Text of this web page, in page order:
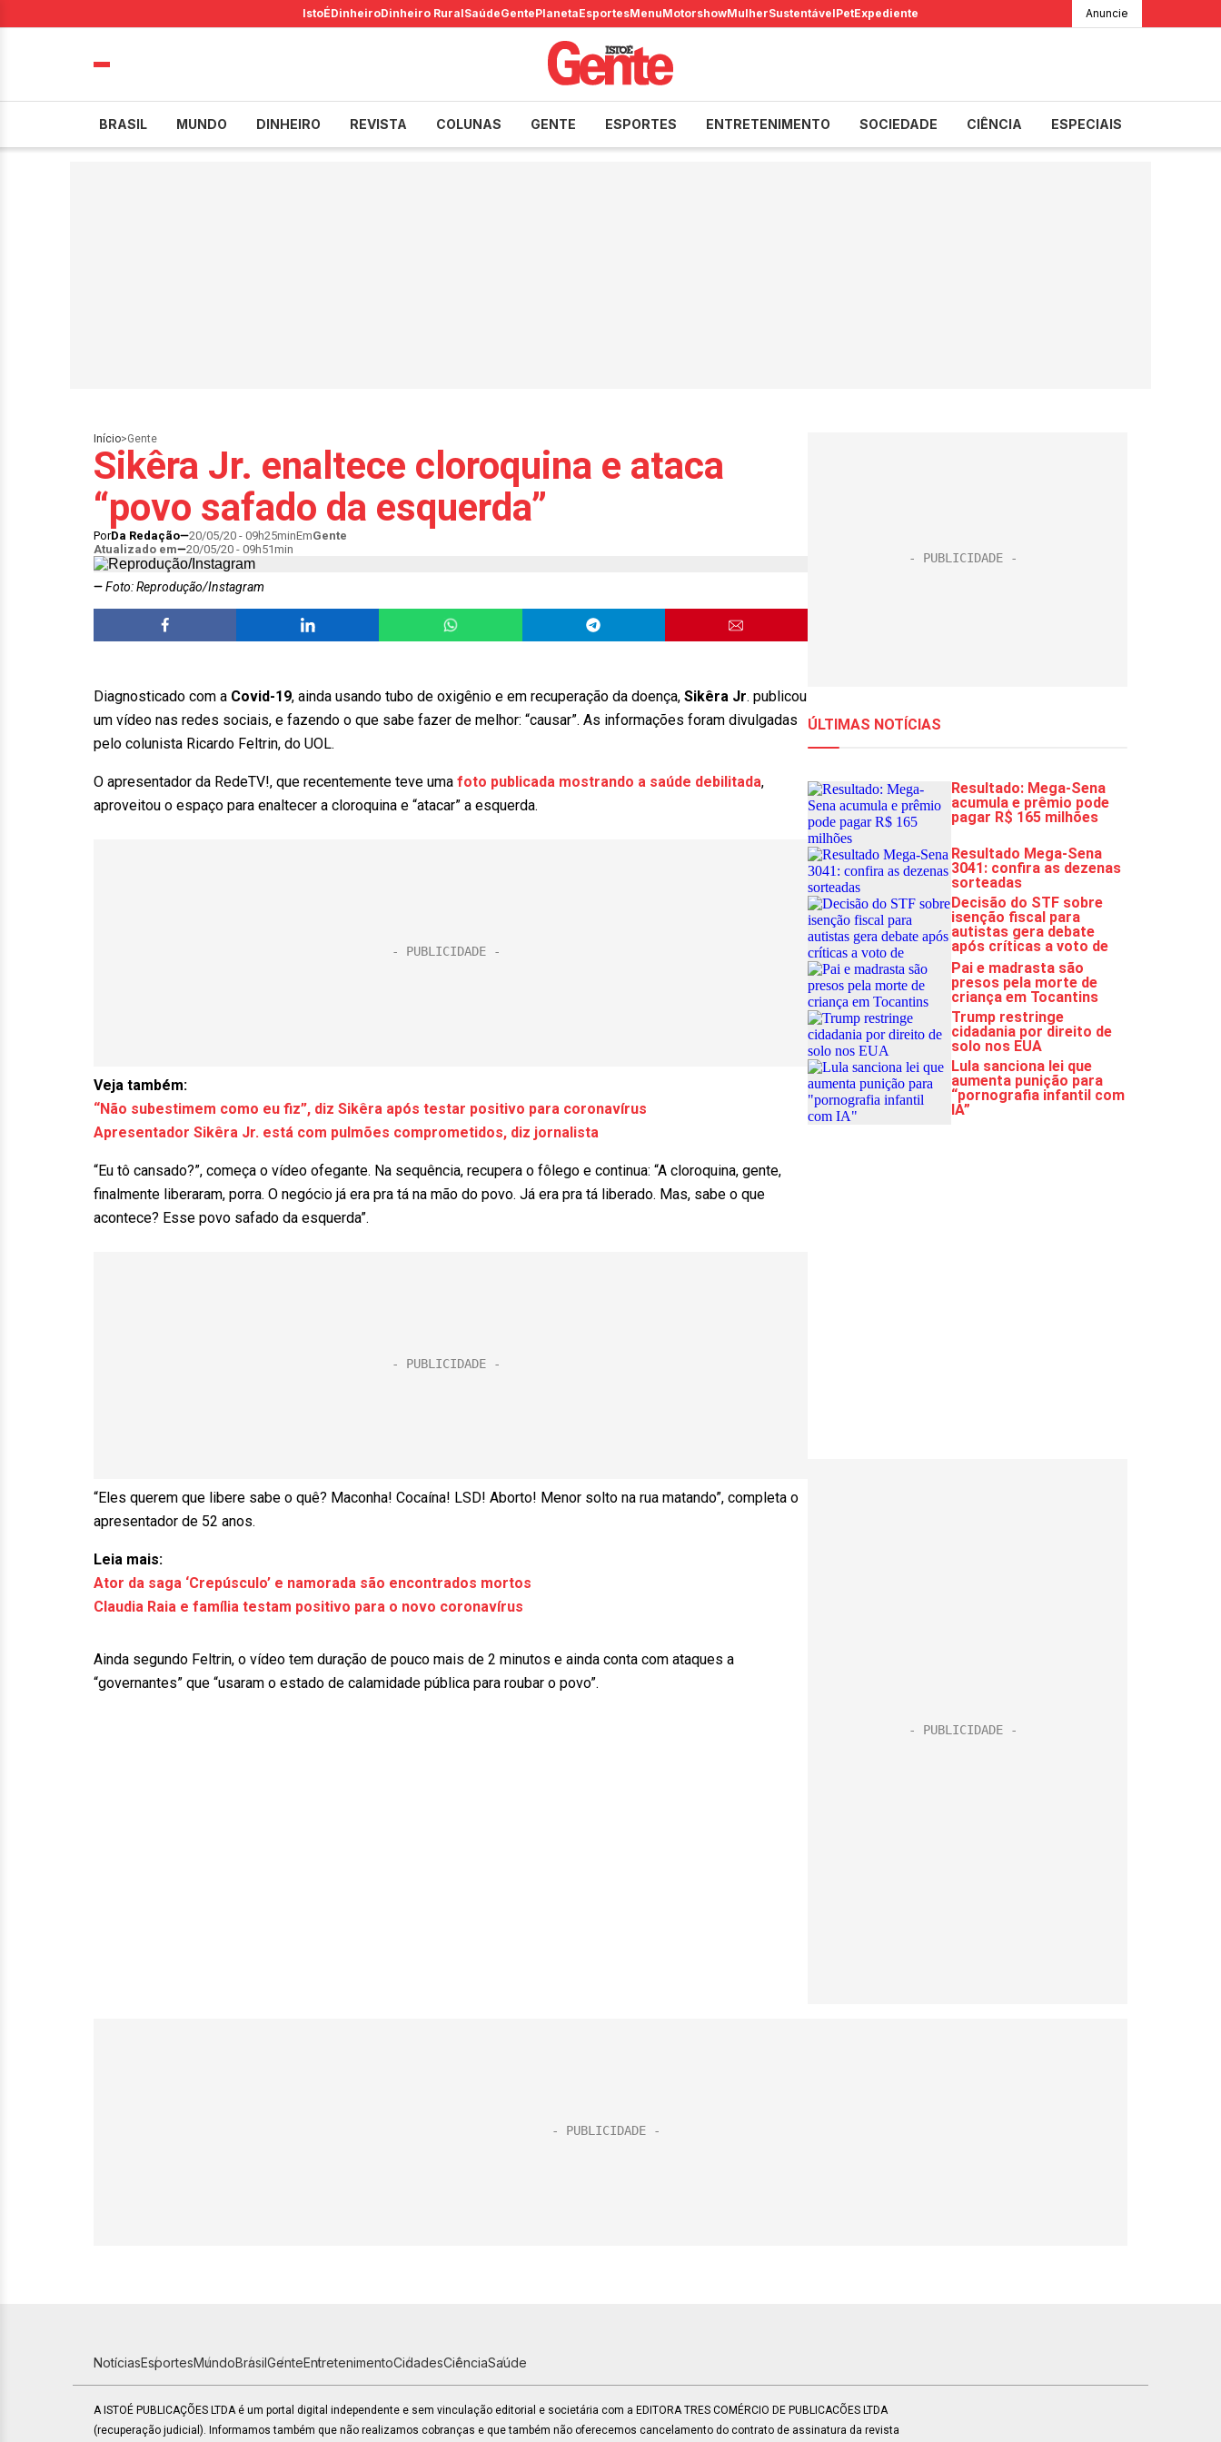
IstoÉDinheiroDinheiro RuralSaúdeGentePlanetaEsportesMenuMotorshowMulherSustentávelPetExpediente Anuncie
BRASIL MUNDO DINHEIRO REVISTA COLUNAS GENTE ESPORTES ENTRETENIMENTO SOCIEDADE CIÊNCIA ESPECIAIS
Início>Gente
Sikêra Jr. enaltece cloroquina e ataca
“povo safado da esquerda”
PorDa Redação 20/05/20 - 09h25minEmGente
Atualizado em
20/05/20 - 09h51min
Foto: Reprodução/Instagram
Diagnosticado com a Covid-19, ainda usando tubo de oxigênio e em recuperação da doença, Sikêra Jr. publicou
um vídeo nas redes sociais, e fazendo o que sabe fazer de melhor: “causar”. As informações foram divulgadas
pelo colunista Ricardo Feltrin, do UOL.
O apresentador da RedeTV!, que recentemente teve uma foto publicada mostrando a saúde debilitada,
aproveitou o espaço para enaltecer a cloroquina e “atacar” a esquerda.
Veja também:
“Não subestimem como eu fiz”, diz Sikêra após testar positivo para coronavírus
Apresentador Sikêra Jr. está com pulmões comprometidos, diz jornalista
“Eu tô cansado?”, começa o vídeo ofegante. Na sequência, recupera o fôlego e continua: “A cloroquina, gente,
finalmente liberaram, porra. O negócio já era pra tá na mão do povo. Já era pra tá liberado. Mas, sabe o que
acontece? Esse povo safado da esquerda”.
“Eles querem que libere sabe o quê? Maconha! Cocaína! LSD! Aborto! Menor solto na rua matando”, completa o
apresentador de 52 anos.
Leia mais:
Ator da saga ‘Crepúsculo’ e namorada são encontrados mortos
Claudia Raia e família testam positivo para o novo coronavírus
Ainda segundo Feltrin, o vídeo tem duração de pouco mais de 2 minutos e ainda conta com ataques a
“governantes” que “usaram o estado de calamidade pública para roubar o povo”.
NotíciasEsportesMundoBrasilGenteEntretenimentoCidadesCiênciaSaúde
A ISTOÉ PUBLICAÇÕES LTDA é um portal digital independente e sem vinculação editorial e societária com a EDITORA TRES COMÉRCIO DE PUBLICACÕES LTDA
(recuperação judicial). Informamos também que não realizamos cobranças e que também não oferecemos cancelamento do contrato de assinatura da revista